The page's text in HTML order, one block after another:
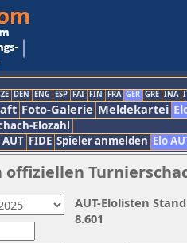
DEN ENG ESP FAI FIN FRA GER GRE INA
Foto-Galerie Meldekartei
Elozahl
FIDE Spieler anmelden Elo
AUT-Elolisten
8.601